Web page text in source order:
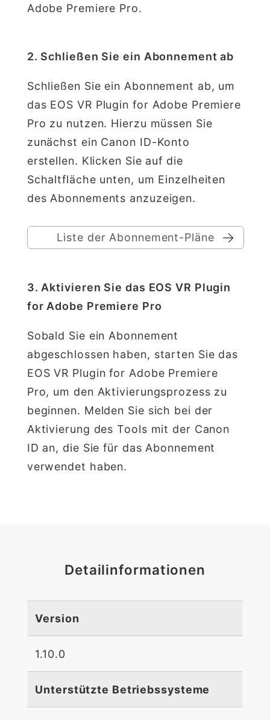
Adobe Premiere Pro.
2. Schließen Sie ein Abonnement ab
Schließen Sie ein Abonnement ab, um
das EOS VR Plugin for Adobe Premiere
Pro zu nutzen. Hierzu müssen Sie
zunächst ein Canon ID-Konto
erstellen. Klicken Sie auf die
Schaltfläche unten, um Einzelheiten
des Abonnements anzuzeigen.
Liste der Abonnement-Pläne
3. Aktivieren Sie das EOS VR Plugin
for Adobe Premiere Pro
Sobald Sie ein Abonnement
abgeschlossen haben, starten Sie das
EOS VR Plugin for Adobe Premiere
Pro, um den Aktivierungsprozess zu
beginnen. Melden Sie sich bei der
Aktivierung des Tools mit der Canon
ID an, die Sie für das Abonnement
verwendet haben.
Detailinformationen
Version
1.10.0
Unterstützte Betriebssysteme